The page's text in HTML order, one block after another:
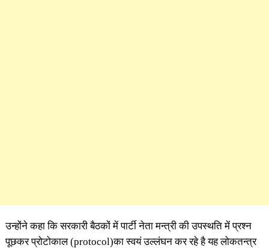
उन्होंने कहा कि सरकारी बैठकों में पार्टी नेता मन्त्री की उपस्थति में प्रश्न
पूछकर प्रोटोकाल (protocol)का स्वयं उल्लंघन कर रहे है यह लोकतन्त्र